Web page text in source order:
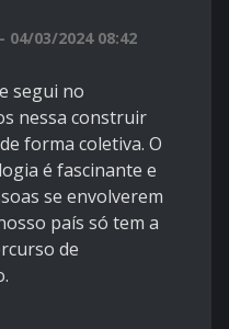
04/03/2024 08:42
segui no
nessa construir
forma coletiva. O
é fascinante e
se envolverem
país só tem a
de